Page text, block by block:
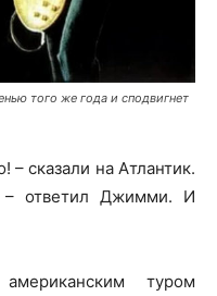
того же года и сподвигнет
– сказали на Атлантик.
– ответил Джимми. И
туром